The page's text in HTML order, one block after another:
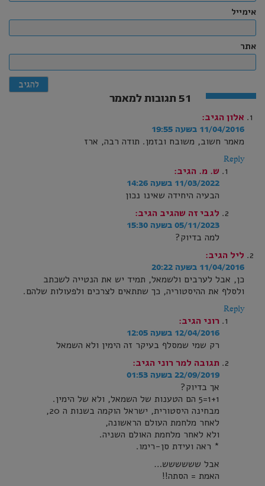
אימייל
אתר
אלון הגיב:
11/04/2016 בשעה 19:55
מאמר חשוב, משובח ובזמן. תודה רבה, ארז
Reply
ש. מ. הגיב:
11/03/2022 בשעה 14:26
הבעיה היחידה שאינו נכון
לגבי זה שהגיב הגיב:
05/11/2023 בשעה 15:30
למה בדיוק?
ליל הגיב:
11/04/2016 בשעה 20:22
כן, אבל לערבים ולשמאל, תמיד יש את הנטייה לשכתב
ולסלף את ההיסטוריה, כך שתתאים לצרכים ולפעולות שלהם.
Reply
רוני הגיב:
12/04/2016 בשעה 12:05
רק שמי שמסלף בעיקר זה הימין ולא השמאל
תגובה למר רוני הגיב:
22/09/2019 בשעה 01:53
אך בדיוק?
1+1=5 הם הטענות של השמאל, ולא של הימין.
מבחינה היסטורית, ישראל הוקמה בשנות ה 20,
לאחר מלחמת העולם הראשונה,
ולא לאחר מלחמת האולם השניה.
* ראה ועידת סן-רימו.
אבל שששששש…
האמת = הסתה!!